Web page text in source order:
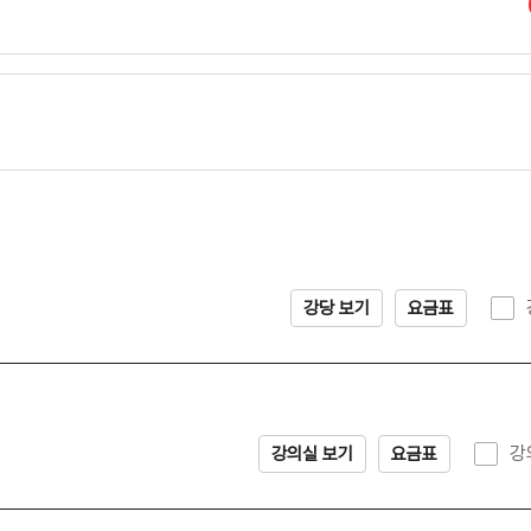
강당 보기 요금표
강의실 보기 요금표 강